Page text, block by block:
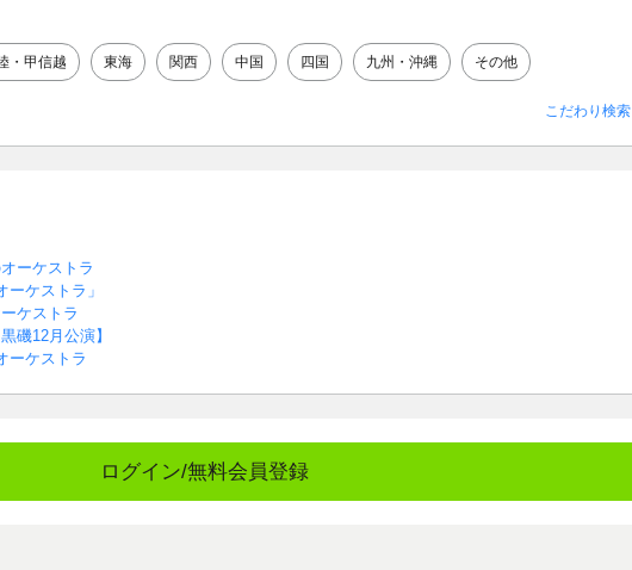
・甲信越 東海 関西 中国 四国 九州・沖縄 その他
こだわり検索
ーケストラ
ケストラ」
ケストラ
磯12月公演】
ーケストラ
ログイン/無料会員登録